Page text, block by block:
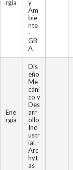
rgía
y
Am
bie
nte
-
GB
A
Ene
rgía
Dis
eño
Me
cáni
co y
Des
arr
ollo
Ind
ustr
ial -
Arc
hyt
as